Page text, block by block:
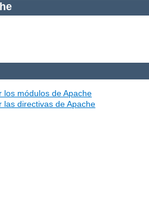
los módulos de Apache
las directivas de Apache